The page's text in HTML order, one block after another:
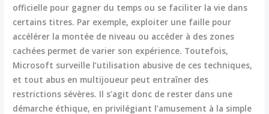
officielle pour gagner du temps ou se faciliter la vie dans
certains titres. Par exemple, exploiter une faille pour
accélérer la montée de niveau ou accéder à des zones
cachées permet de varier son expérience. Toutefois,
Microsoft surveille l’utilisation abusive de ces techniques,
et tout abus en multijoueur peut entraîner des
restrictions sévères. Il s’agit donc de rester dans une
démarche éthique, en privilégiant l’amusement à la simple